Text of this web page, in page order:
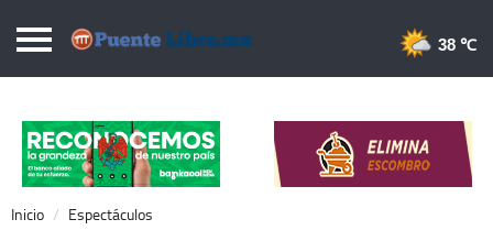
Puentelibre.mx
Local
Nacional
Opinión
38 ℃
Inicio Espectáculos